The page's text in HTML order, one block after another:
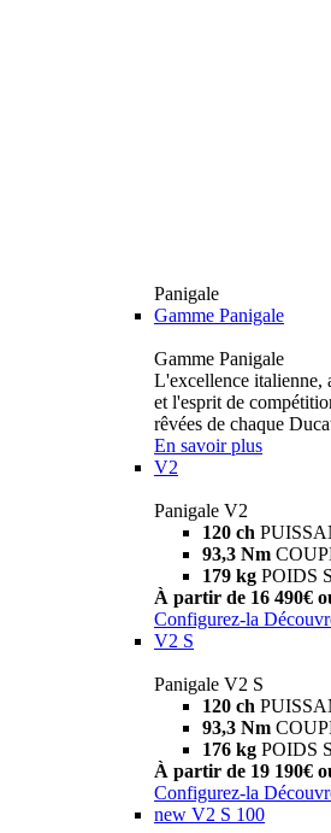
Panigale
Gamme Panigale
Gamme Panigale
L'excellence italienne,
et l'esprit de
rêvées de chaque
En savoir plus
V2
Panigale V2
120 ch
93,3 Nm
179 kg POIDS
À partir de 16 490€
Configurez-la
V2 S
Panigale V2 S
120 ch
93,3 Nm
176 kg POIDS
À partir de 19 190€
Configurez-la
new V2 S 100